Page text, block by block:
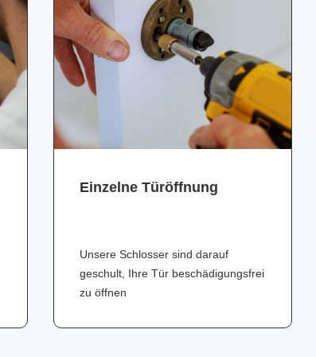
Einzelne Türöffnung
Unsere Schlosser sind darauf
geschult, Ihre Tür beschädigungsfrei
zu öffnen